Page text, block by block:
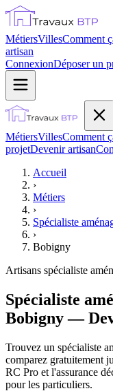
MétiersVillesComment
artisan
ConnexionDéposer un
MétiersVillesComment
projetDevenir artisan
Accueil
›
Métiers
›
Spécialiste
›
Bobigny
Artisans spécialiste
Spécialiste
Bobigny —
Trouvez un spécialiste
comparez gratuitement
RC Pro et l'assurance
pour les particuliers.